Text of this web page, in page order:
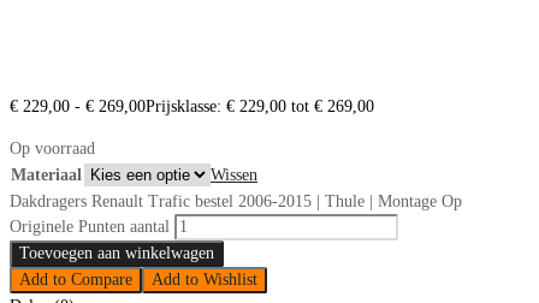
€ 229,00 - € 269,00Prijsklasse: € 229,00 tot € 269,00
Op voorraad
Materiaal
Wissen
Dakdragers Renault Trafic bestel 2006-2015 | Thule | Montage Op
Originele Punten aantal
Toevoegen aan winkelwagen
Add to Compare
Add to Wishlist